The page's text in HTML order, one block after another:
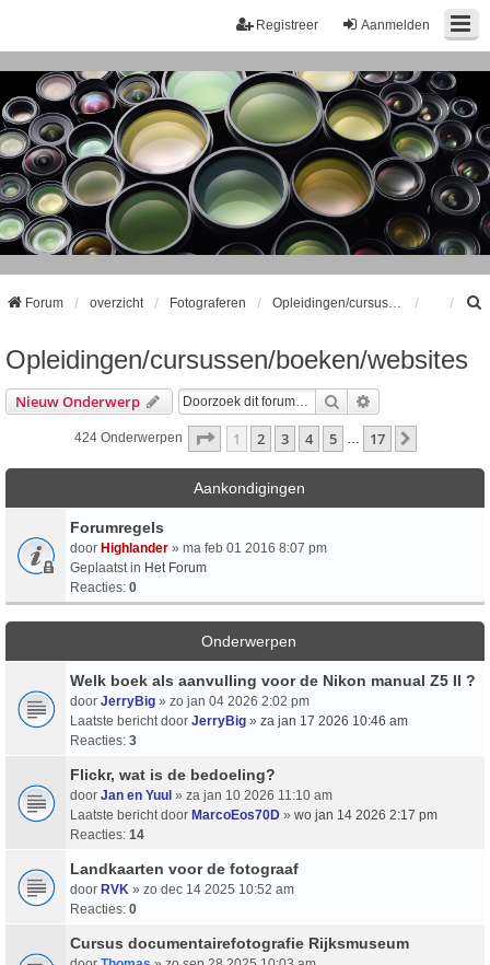
Aanmelden
Registreer
Forum overzicht Fotograferen
Opleidingen/cursussen/boeken/websites
Nieuw Onderwerp Zoek
424 Onderwerpen Pagina Van17
1 2 3 4 5 17
Aankondigingen
Forumregels
door Highlander » ma feb 01 2016 8:07 pm
Geplaatst in Het Forum
Reacties: 0
Onderwerpen
Welk boek als aanvulling voor de Nikon manual Z5 II ?
door JerryBig » zo jan 04 2026 2:02 pm
Laatste bericht door JerryBig » za jan 17 2026 10:46 am
Reacties: 3
Flickr, wat is de bedoeling?
door Jan en Yuul » za jan 10 2026 11:10 am
Laatste bericht door MarcoEos70D » wo jan 14 2026 2:17 pm
Reacties: 14
Landkaarten voor de fotograaf
door RVK » zo dec 14 2025 10:52 am
Reacties: 0
Cursus documentairefotografie Rijksmuseum